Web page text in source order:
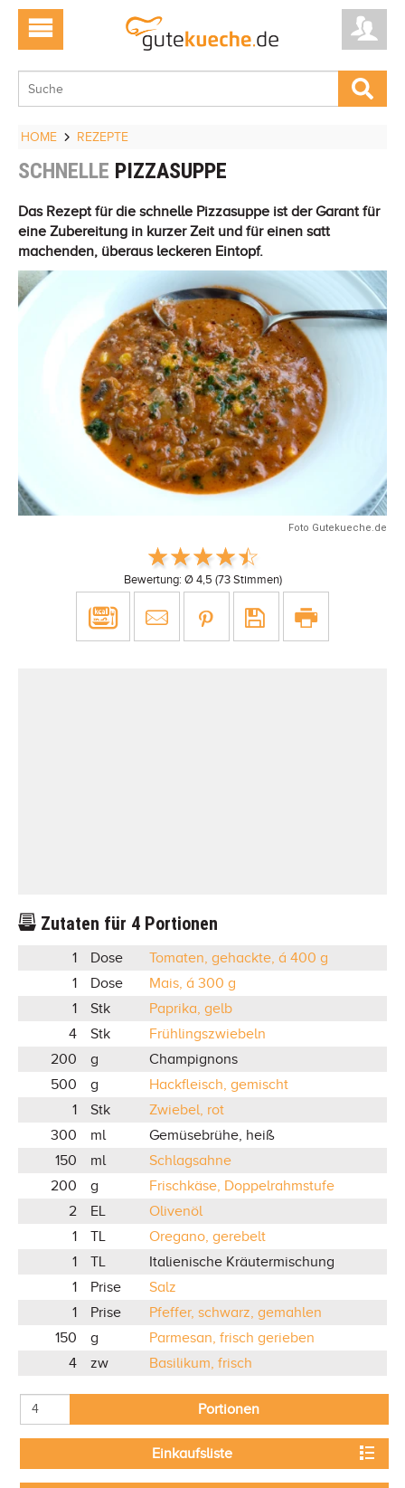
HOME REZEPTE
SCHNELLE PIZZASUPPE
Das Rezept für die schnelle Pizzasuppe ist der Garant für
eine Zubereitung in kurzer Zeit und für einen satt
machenden, überaus leckeren Eintopf.
Foto Gutekueche.de
Bewertung: Ø 4,5 (73Stimmen)
Zutaten für 4 Portionen
1 Dose
Tomaten, gehackte, á 400 g
1
Dose
Mais, á 300 g
1
Stk
Paprika, gelb
4
Stk
Frühlingszwiebeln
200
g
Champignons
500
g
Hackfleisch, gemischt
1
Stk
Zwiebel, rot
300
ml
Gemüsebrühe, heiß
150
ml
Schlagsahne
200
g
Frischkäse, Doppelrahmstufe
2
EL
Olivenöl
1
TL
Oregano, gerebelt
1
TL
Italienische Kräutermischung
1
Prise
Salz
1
Prise
Pfeffer, schwarz, gemahlen
150
g
Parmesan, frisch gerieben
4
zw Basilikum, frisch
Portionen
Einkaufsliste